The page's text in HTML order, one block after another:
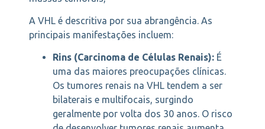
A VHL é descritiva por sua abrangência. As
principais manifestações incluem:
Rins (Carcinoma de Células Renais): É
uma das maiores preocupações clínicas.
Os tumores renais na VHL tendem a ser
bilaterais e multifocais, surgindo
geralmente por volta dos 30 anos. O risco